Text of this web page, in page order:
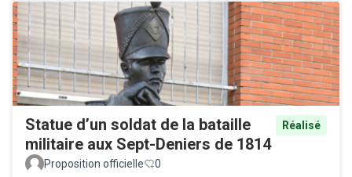
Statue d’un soldat de la bataille
militaire aux Sept-Deniers de 1814
Réalisé
Proposition officielle 0